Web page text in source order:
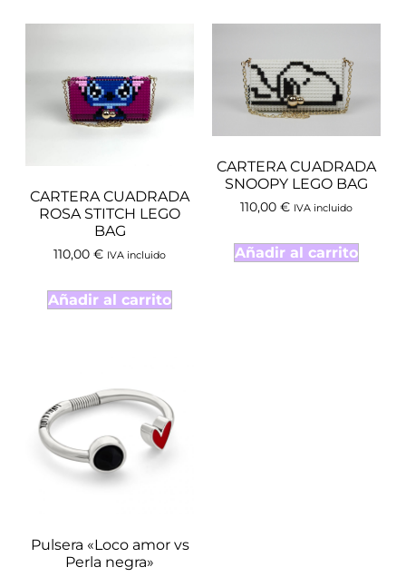
CARTERA CUADRADA
ROSA STITCH LEGO
BAG
110,00 € IVA incluido
Añadir al carrito
CARTERA CUADRADA
SNOOPY LEGO BAG
110,00 € IVA incluido
Añadir al carrito
Pulsera «Loco amor vs
Perla negra»